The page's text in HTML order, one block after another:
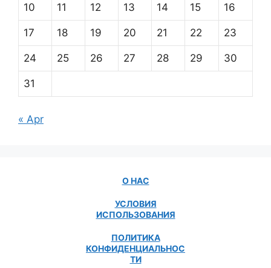
10 11 12 13 14 15 16
17 18 19 20 21 22 23
24 25 26 27 28 29 30
31
« Apr
О НАС
УСЛОВИЯ
ИСПОЛЬЗОВАНИЯ
ПОЛИТИКА
КОНФИДЕНЦИАЛЬНОС
ТИ